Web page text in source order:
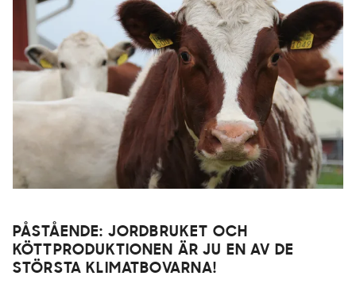
PÅSTÅENDE: JORDBRUKET OCH
KÖTTPRODUKTIONEN ÄR JU EN AV DE
STÖRSTA KLIMATBOVARNA!